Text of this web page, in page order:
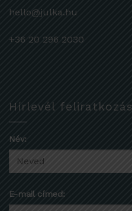
hello@julka.hu
+36 20 296 2030
Hírlevél feliratkozás
Név:
E-mail címed: